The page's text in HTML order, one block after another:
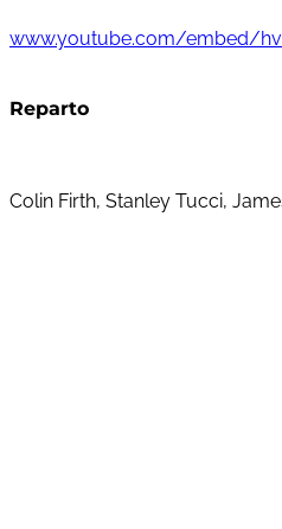
www.youtube.com/embed/
Reparto
Colin Firth, Stanley Tucci,